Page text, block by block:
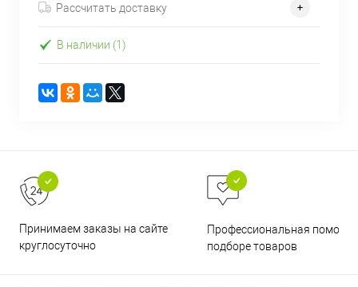
Рассчитать доставку
В наличии (1)
Принимаем заказы на сайте
круглосуточно
Профессиональная помощь
подборе товаров